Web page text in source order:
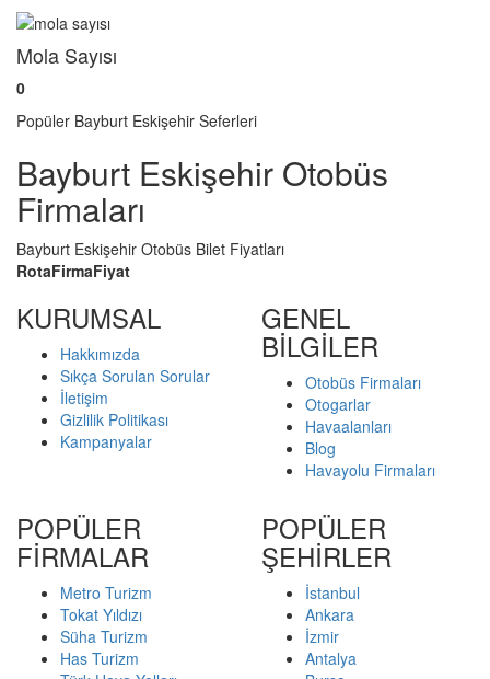
Mola Sayısı
0
Popüler Bayburt Eskişehir Seferleri
Bayburt Eskişehir Otobüs
Firmaları
Bayburt Eskişehir Otobüs Bilet Fiyatları
RotaFirmaFiyat
KURUMSAL
Hakkımızda
Sıkça Sorulan Sorular
İletişim
Gizlilik Politikası
Kampanyalar
GENEL
BİLGİLER
Otobüs Firmaları
Otogarlar
Havaalanları
Blog
Havayolu Firmaları
POPÜLER
FİRMALAR
Metro Turizm
Tokat Yıldızı
Süha Turizm
Has Turizm
POPÜLER
ŞEHİRLER
İstanbul
Ankara
İzmir
Antalya